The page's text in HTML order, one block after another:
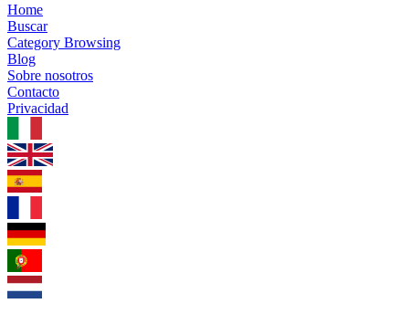
Home
Buscar
Category Browsing
Blog
Sobre nosotros
Contacto
Privacidad